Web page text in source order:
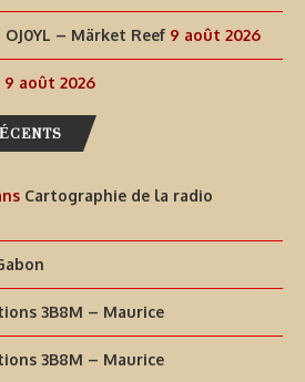
– Märket Reef 9 août 2026
9 août 2026
Cartographie de la radio
3B8M – Maurice
3B8M – Maurice